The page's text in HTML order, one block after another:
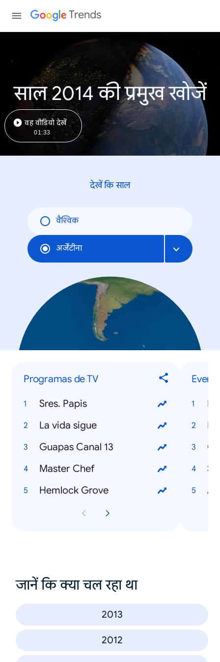
Trends
साल 2014 की प्रमुख खोजें
वह वीडियो देखें
01:33
देखें कि साल
वैश्विक
अर्जेंटीना
Programas de TV
Sres. Papis
La vida sigue
Guapas Canal 13
Master Chef
Hemlock Grove
जानें कि क्या चल रहा था
2013
2012